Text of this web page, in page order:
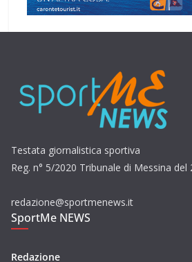
Testata giornalistica sportiva
Reg. n° 5/2020 Tribunale di Messina del
redazione@sportmenews.it
SportMe NEWS
Redazione